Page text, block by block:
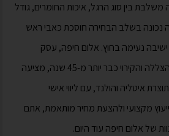
בין סוג הרגל, איכות החומרים, גודל
נכונה בשלב הבחירה חוסכת כאבי ראש
נעימה בחוץ. אלום חיפה, עסק
משפחתי הפועל בתחום ההצללה והקירוי כבר יותר מ-45 שנה, מציעה
איטליה והולנד, עם ליווי אישי
מקצועי ולהצעת מחיר מותאמת, אתם
של אלום חיפה עוד היום.